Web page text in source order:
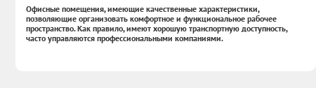
Офисные помещения, имеющие качественные характеристики,
позволяющие организовать комфортное и функциональное рабочее
пространство. Как правило, имеют хорошую транспортную доступность,
часто управляются профессиональными компаниями.